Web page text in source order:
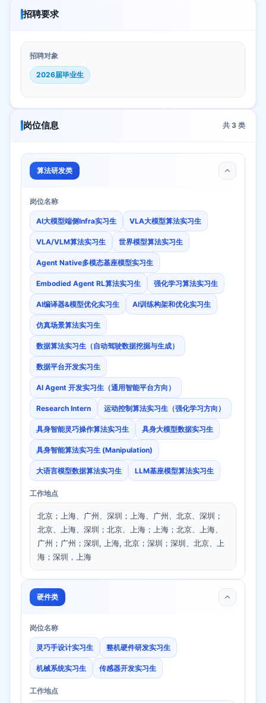
招聘要求
招聘对象
2026届毕业生
岗位信息 共 3 类
算法研发类
岗位名称
AI大模型端侧Infra实习生 VLA大模型算法实习生
VLA/VLM算法实习生 世界模型算法实习生
Agent Native多模态基座模型实习生
Embodied Agent RL算法实习生 强化学习算法实习生
AI编译器&模型优化实习生 AI训练构架和优化实习生
仿真场景算法实习生
数据算法实习生（自动驾驶数据挖掘与生成）
数据平台开发实习生
AI Agent 开发实习生（通用智能平台方向）
Research Intern 运动控制算法实习生（强化学习方向）
具身智能灵巧操作算法实习生 具身大模型数据实习生
具身智能算法实习生 (Manipulation)
大语言模型数据算法实习生 LLM基座模型算法实习生
工作地点
北京；上海、广州、深圳；上海、广州、北京、深圳；
北京、上海、深圳；北京、上海；上海；北京、上海、
广州；广州；深圳, 上海, 北京；深圳；深圳、北京、上
海；深圳，上海
硬件类
岗位名称
灵巧手设计实习生 整机硬件研发实习生
机械系统实习生 传感器开发实习生
工作地点